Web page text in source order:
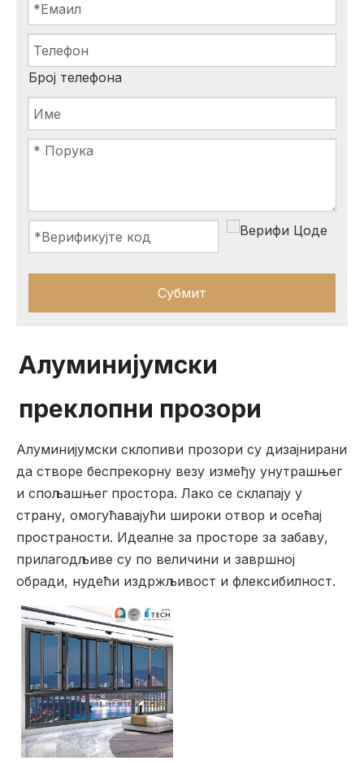
Број телефона
Субмит
Алуминијумски
преклопни прозори
Алуминијумски склопиви прозори су дизајнирани
да створе беспрекорну везу између унутрашњег
и спољашњег простора. Лако се склапају у
страну, омогућавајући широки отвор и осећај
пространости. Идеалне за просторе за забаву,
прилагодљиве су по величини и завршној
обради, нудећи издржљивост и флексибилност.